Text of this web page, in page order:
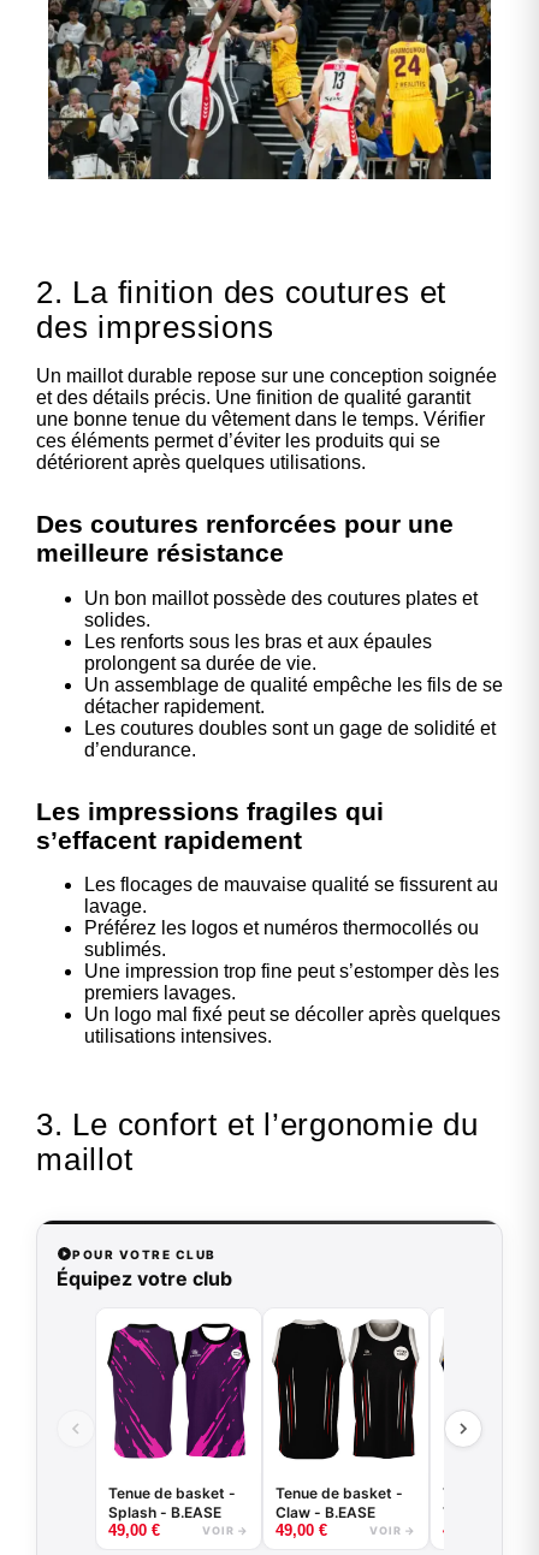
2. La finition des coutures et
des impressions
Un maillot durable repose sur une conception soignée
et des détails précis. Une finition de qualité garantit
une bonne tenue du vêtement dans le temps. Vérifier
ces éléments permet d’éviter les produits qui se
détériorent après quelques utilisations.
Des coutures renforcées pour une
meilleure résistance
Un bon maillot possède des coutures plates et
solides.
Les renforts sous les bras et aux épaules
prolongent sa durée de vie.
Un assemblage de qualité empêche les fils de se
détacher rapidement.
Les coutures doubles sont un gage de solidité et
d’endurance.
Les impressions fragiles qui
s’effacent rapidement
Les flocages de mauvaise qualité se fissurent au
lavage.
Préférez les logos et numéros thermocollés ou
sublimés.
Une impression trop fine peut s’estomper dès les
premiers lavages.
Un logo mal fixé peut se décoller après quelques
utilisations intensives.
3. Le confort et l’ergonomie du
maillot
POUR VOTRE CLUB
Équipez votre club
Tenue de basket -
Splash - B.EASE
49,00 € VOIR →
Tenue de basket -
Claw - B.EASE
49,00 € VOIR →
Tenue de
Tiger -
49,00